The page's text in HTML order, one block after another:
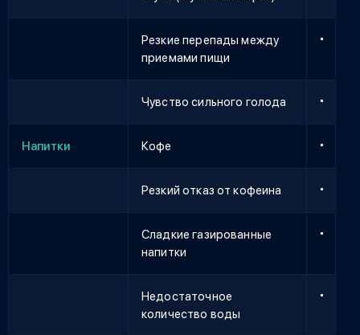
Резкие перепады между
приемами пищи
Чувство сильного голода
Напитки Кофе
Резкий отказ от кофеина
Сладкие газированные
напитки
Недостаточное
количество воды